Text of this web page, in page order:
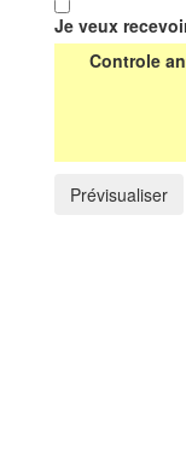
Je veux
Controle